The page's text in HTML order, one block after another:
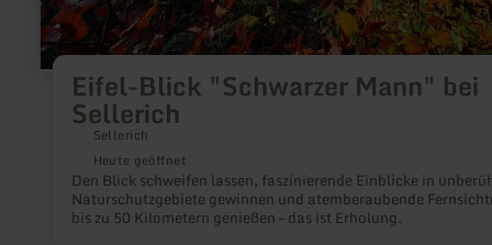
Eifel-Blick "Schwarzer Mann" bei
Sellerich
Sellerich
Heute geöffnet
Den Blick schweifen lassen, faszinierende Einblicke in
Naturschutzgebiete gewinnen und atemberaubende
bis zu 50 Kilometern genießen – das ist Erholung.